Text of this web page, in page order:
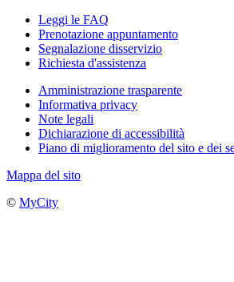
Leggi le FAQ
Prenotazione appuntamento
Segnalazione disservizio
Richiesta d'assistenza
Amministrazione trasparente
Informativa privacy
Note legali
Dichiarazione di accessibilità
Piano di miglioramento del sito e dei
Mappa del sito
© MyCity